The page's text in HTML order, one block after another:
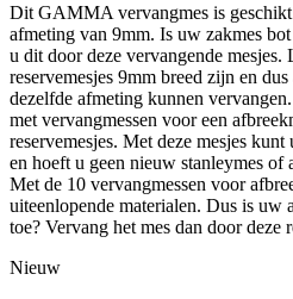
Dit GAMMA vervangmes is geschikt
afmeting van 9mm. Is uw zakmes
u dit door deze vervangende mesjes.
reservemesjes 9mm breed zijn en
dezelfde afmeting kunnen
met vervangmessen voor een
reservemesjes. Met deze mesjes
en hoeft u geen nieuw stanleymes of
Met de 10 vervangmessen voor
uiteenlopende materialen. Dus is uw
toe? Vervang het mes dan door deze
Nieuw